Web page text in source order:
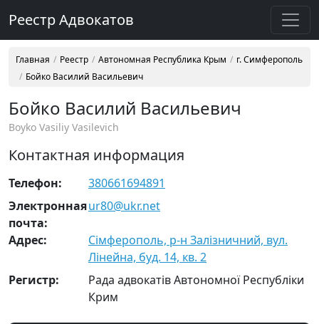
Реестр Адвокатов
Главная Реестр Автономная Республика Крым
г. Симферополь
Бойко Василий Васильевич
Бойко Василий Васильевич
Boyko Vasiliy Vasilevich
Контактная информация
Телефон:
380661694891
Электронная
почта:
ur80@ukr.net
Адрес:
Сімферополь, р-н Залізничний, вул.
Лінейна, буд. 14, кв. 2
Регистр:
Рада адвокатів Автономної Республіки
Крим